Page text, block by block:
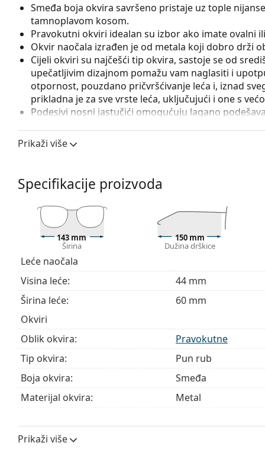
Smeđa boja okvira savršeno pristaje uz tople
tamnoplavom kosom.
Pravokutni okviri idealan su izbor ako imate ovalni
Okvir naočala izrađen je od metala koji dobro drži
Cijeli okviri su najčešći tip okvira, sastoje se od
upečatljivim dizajnom pomažu vam naglasiti i
otpornost, pouzdano pričvršćivanje leća i, iznad
prikladna je za sve vrste leća, uključujući i one s
Podesivi nosni jastučići omogućuju lagano
uvijek treba obaviti iskusni optičar kako bi se
Naočale isporučujemo s originalnom futrolom.
Istražite cijelu ponudu
kupnju naočalaako trebate pomoć pri odabiru.
Ovo je medicinski proizvod. Prije uporabe pročitajte
Prikaži više
Specifikacije proizvoda
143 mm
Širina
150 mm
Dužina drškice
Leće naočala
Visina leće:
44 mm
Širina leće:
60 mm
Okviri
Oblik okvira:
Pravokutne
Tip okvira:
Pun rub
Boja okvira:
Smeđa
Materijal okvira:
Metal
Širina:
Prikaži više